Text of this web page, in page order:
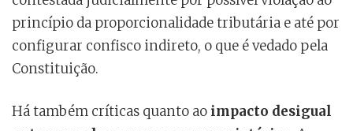
princípio da proporcionalidade tributária e até por
configurar confisco indireto, o que é vedado pela
Constituição.
Há também críticas quanto ao impacto desigual